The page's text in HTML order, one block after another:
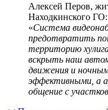
Алексей Перов,
Находкинского ГО:
«Система
предотвратить
территорию
вскрыть наш
движения и ночным
эффективными, а
общение с